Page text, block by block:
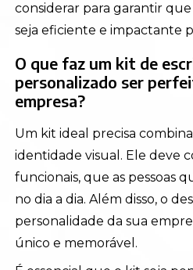
considerar para garantir
seja eficiente e impactante
O que faz um kit de
personalizado ser
empresa?
Um kit ideal precisa
identidade visual. Ele deve
funcionais, que as pessoas
no dia a dia. Além disso, o
personalidade da sua
único e memorável.